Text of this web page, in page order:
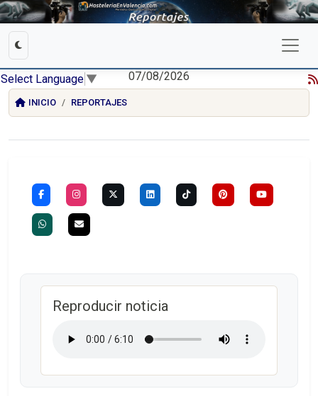
Select Language ▼ 07/08/2026
INICIO REPORTAJES
Reproducir noticia